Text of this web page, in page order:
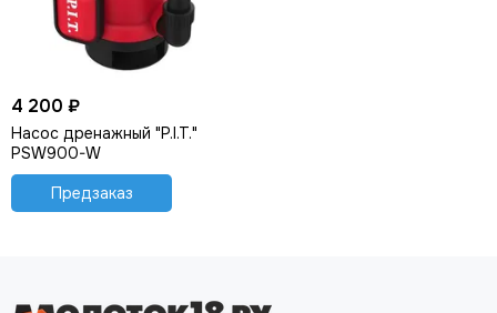
4 200 ₽
Насос дренажный "P.I.T."
PSW900-W
Предзаказ